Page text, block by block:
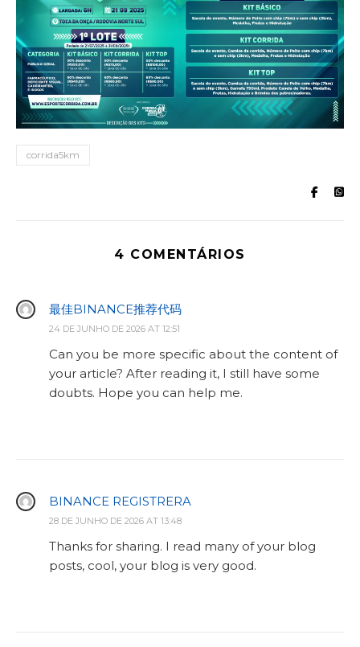
corrida5km
4 COMENTÁRIOS
最佳BINANCE推荐代码
24 DE JUNHO DE 2026 AT 12:51
Can you be more specific about the content of
your article? After reading it, I still have some
doubts. Hope you can help me.
BINANCE REGISTRERA
28 DE JUNHO DE 2026 AT 13:48
Thanks for sharing. I read many of your blog
posts, cool, your blog is very good.